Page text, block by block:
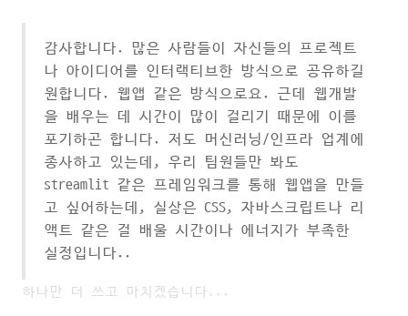
감사합니다. 많은 사람들이 자신들의 프로젝트
나 아이디어를 인터랙티브한 방식으로 공유하길
원합니다. 웹앱 같은 방식으로요. 근데 웹개발
을 배우는 데 시간이 많이 걸리기 때문에 이를
포기하곤 합니다. 저도 머신러닝/인프라 업계에
종사하고 있는데, 우리 팀원들만 봐도
streamlit 같은 프레임워크를 통해 웹앱을 만들
고 싶어하는데, 실상은 CSS, 자바스크립트나 리
액트 같은 걸 배울 시간이나 에너지가 부족한
실정입니다..
하나만 더 쓰고 마치겠습니다...